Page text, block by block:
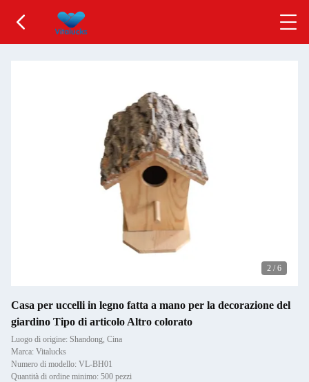
2 / 6
Casa per uccelli in legno fatta a mano per la decorazione del
giardino Tipo di articolo Altro colorato
Luogo di origine: Shandong, Cina
Marca: Vitalucks
Numero di modello: VL-BH01
Quantità di ordine minimo: 500 pezzi